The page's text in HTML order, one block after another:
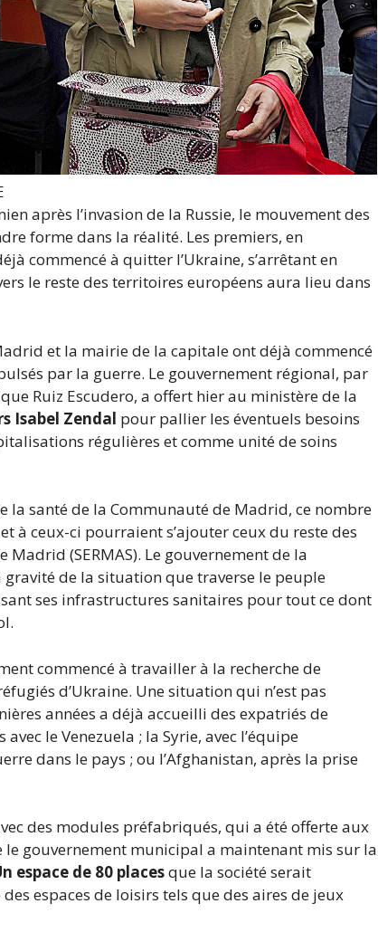
après l’invasion de la Russie, le mouvement des
forme dans la réalité. Les premiers, en
commencé à quitter l’Ukraine, s’arrêtant en
le reste des territoires européens aura lieu dans
et la mairie de la capitale ont déjà commencé
par la guerre. Le gouvernement régional, par
Ruiz Escudero, a offert hier au ministère de la
Isabel Zendal pour pallier les éventuels besoins
régulières et comme unité de soins
la santé de la Communauté de Madrid, ce nombre
et à ceux-ci pourraient s’ajouter ceux du reste des
(SERMAS). Le gouvernement de la
de la situation que traverse le peuple
ses infrastructures sanitaires pour tout ce dont
commencé à travailler à la recherche de
d’Ukraine. Une situation qui n’est pas
années a déjà accueilli des expatriés de
le Venezuela ; la Syrie, avec l’équipe
dans le pays ; ou l’Afghanistan, après la prise
des modules préfabriqués, qui a été offerte aux
le gouvernement municipal a maintenant mis sur la
espace de 80 placesque la société serait
espaces de loisirs tels que des aires de jeux